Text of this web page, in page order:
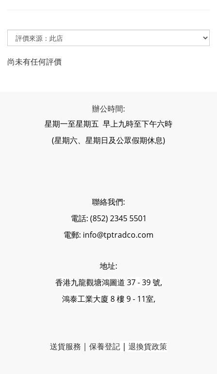
尚未有任何評價
辦公時間:
星期一至星期五 早上九時至下午六時
(星期六、星期日及公眾假期休息)
聯絡我們:
電話: (852) 2345 5501
電郵: info@tptradco.com
地址:
香港九龍觀塘鴻圖道 37 - 39 號,
鴻泰工業大廈 8 樓9 - 11室,
送貨服務 | 保養登記 | 退換貨政策